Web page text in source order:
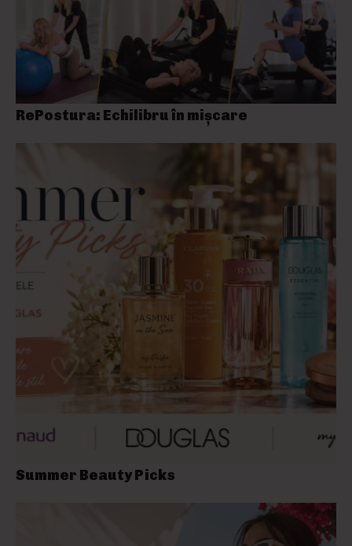
RePostura: Echilibru în mișcare
Summer Beauty Picks